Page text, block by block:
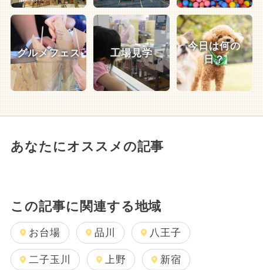
グルメフェス 工場見学
今日は何の
日？
あなたにオススメの記事
この記事に関連する地域
お台場 品川 八王子
二子玉川 上野 新宿